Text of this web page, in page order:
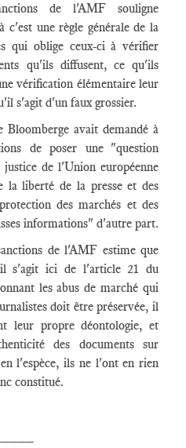
de l'AMF souligne
c'est une règle générale de la
qui oblige ceux-ci à vérifier
qu'ils diffusent, ce qu'ils
vérification élémentaire leur
s'agit d'un faux grossier.
Bloomberge avait demandé à
de poser une "question
de l'Union européenne
liberté de la presse et des
des marchés et des
informations" d'autre part.
de l'AMF estime que
s'agit ici de l'article 21 du
les abus de marché qui
doit être préservée, il
leur propre déontologie, et
des documents sur
l'espèce, ils ne l'ont en rien
constitué.